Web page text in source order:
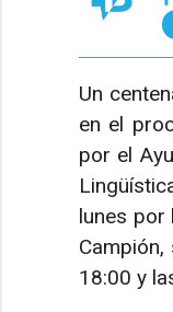
Un
en el
por el
lunes por
18:00 y